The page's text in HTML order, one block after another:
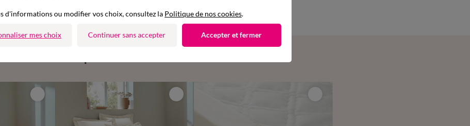
d'informations ou modifier vos choix, consultez la Politique de nos cookies.
mes choix Continuer sans accepter Accepter et fermer